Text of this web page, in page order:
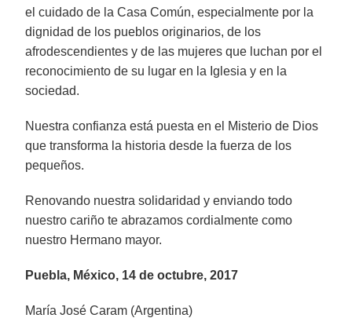
el cuidado de la Casa Común, especialmente por la
dignidad de los pueblos originarios, de los
afrodescendientes y de las mujeres que luchan por el
reconocimiento de su lugar en la Iglesia y en la
sociedad.
Nuestra confianza está puesta en el Misterio de Dios
que transforma la historia desde la fuerza de los
pequeños.
Renovando nuestra solidaridad y enviando todo
nuestro cariño te abrazamos cordialmente como
nuestro Hermano mayor.
Puebla, México, 14 de octubre, 2017
María José Caram (Argentina)